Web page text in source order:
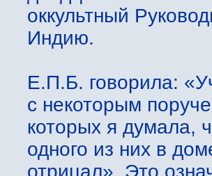
оккультный
Индию.
Е.П.Б. говорила:
с некоторым
которых я думала,
одного из них в
отрицал». Это